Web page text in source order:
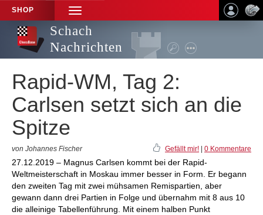
SHOP
TOGGLE
NAVIGATION
Schach
Nachrichten
Rapid-WM, Tag 2:
Carlsen setzt sich an die
Spitze
von Johannes Fischer Gefällt mir! 0 Kommentare
27.12.2019 – Magnus Carlsen kommt bei der Rapid-
Weltmeisterschaft in Moskau immer besser in Form. Er begann
den zweiten Tag mit zwei mühsamen Remispartien, aber
gewann dann drei Partien in Folge und übernahm mit 8 aus 10
die alleinige Tabellenführung. Mit einem halben Punkt